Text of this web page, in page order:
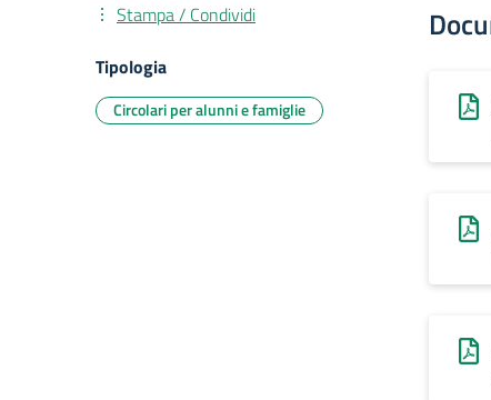
Stampa / Condividi
Tipologia
Circolari per alunni e famiglie